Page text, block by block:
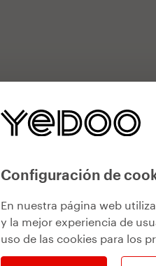
Configuración de
En nuestra página web
y la mejor experiencia de
uso de las cookies para los